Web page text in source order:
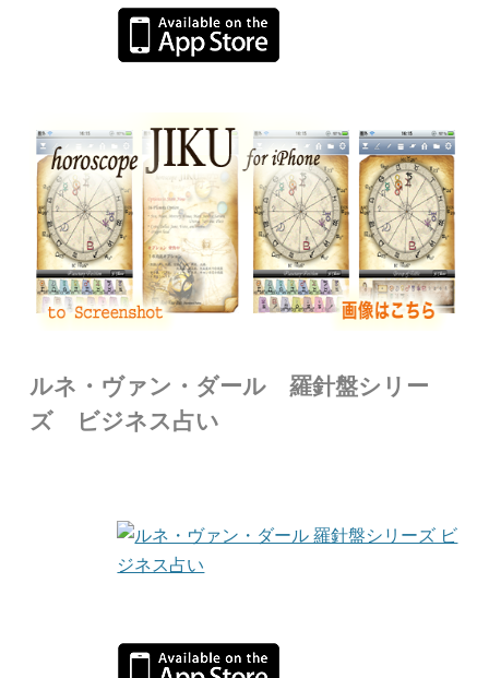
ルネ・ヴァン・ダール 羅針盤シリー
ズ ビジネス占い